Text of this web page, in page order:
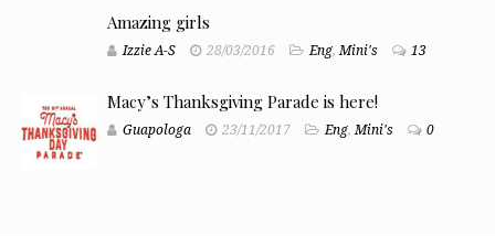
Amazing girls
Izzie A-S 28/03/2016 Eng,Mini's 13
Macy’s Thanksgiving Parade is here!
Guapologa 23/11/2017 Eng,Mini's 0